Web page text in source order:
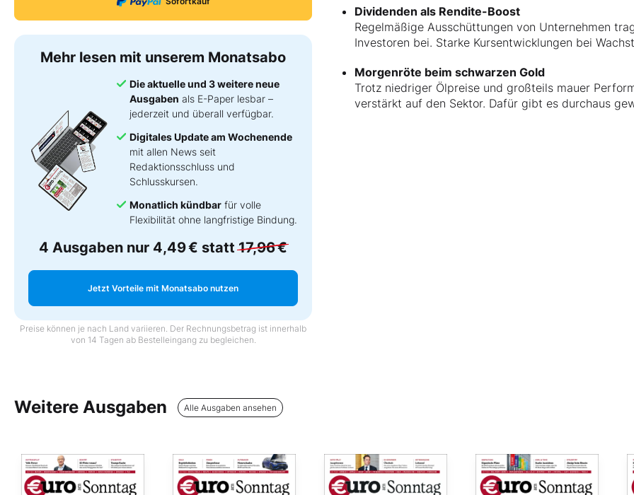
Mehr lesen mit unserem Monatsabo
Die aktuelle und 3 weitere neue
Ausgaben als E-Paper lesbar –
jederzeit und überall verfügbar.
Digitales Update am Wochenende
mit allen News seit
Redaktionsschluss und
Schlusskursen.
Monatlich kündbar für volle
Flexibilität ohne langfristige Bindung.
4 Ausgaben nur 4,49 € statt17,96 €
Jetzt Vorteile mit Monatsabo nutzen
Preise können je nach Land variieren. Der Rechnungsbetrag ist innerhalb
von 14 Tagen ab Bestelleingang zu begleichen.
Dividenden als Rendite-Boost
Regelmäßige Ausschüttungen von Unternehmen
Investoren bei. Starke Kursentwicklungen bei
Morgenröte beim schwarzen Gold
Trotz niedriger Ölpreise und großteils mauer
verstärkt auf den Sektor. Dafür gibt es durchaus
Weitere Ausgaben Alle Ausgaben ansehen